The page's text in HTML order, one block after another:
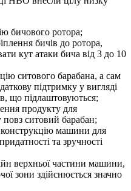
бичового ротора;
бичів до ротора,
кут атаки бича від 3 до 10
ситового барабана, а сам
підтримку у вигляді
що підлаштовуються;
продукту для
ситовий барабан;
машини для
та зручності
верхньої частини машини,
зони здійснюється значно